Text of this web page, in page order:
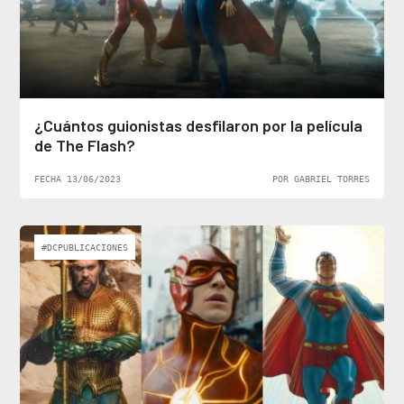
¿Cuántos guionistas desfilaron por la película
de The Flash?
FECHA 13/06/2023 POR GABRIEL TORRES
#DCPUBLICACIONES